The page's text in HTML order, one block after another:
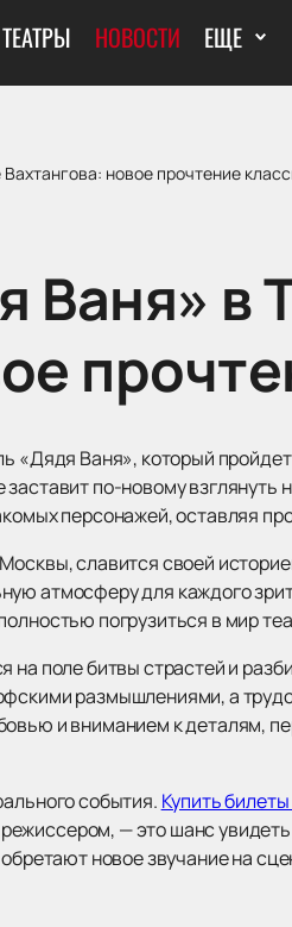
ТЕАТРЫ НОВОСТИ ЕЩЕ
новое прочтение
Ваня» в
«Дядя Ваня», который
по-новому
персонажей, оставляя
славится своей
атмосферу для каждого
погрузиться в мир
на поле битвы страстей и
размышлениями, а
и вниманием к деталям,
события. Купить
— это шанс
новое звучание на